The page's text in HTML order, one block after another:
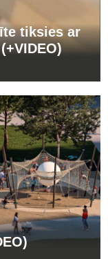
tiksies ar